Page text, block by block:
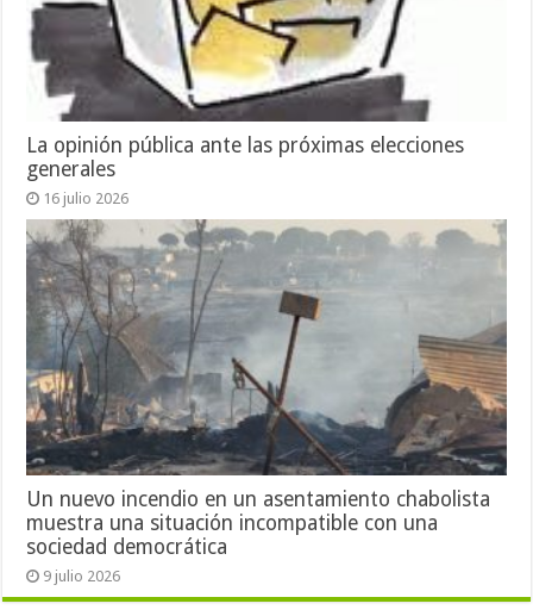
La opinión pública ante las próximas elecciones
generales
16 julio 2026
Un nuevo incendio en un asentamiento chabolista
muestra una situación incompatible con una
sociedad democrática
9 julio 2026